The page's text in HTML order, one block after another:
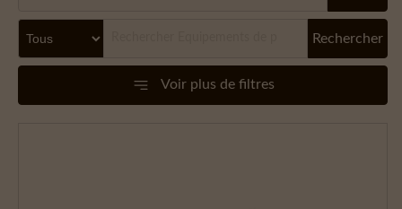
Rechercher
Voir plus de filtres